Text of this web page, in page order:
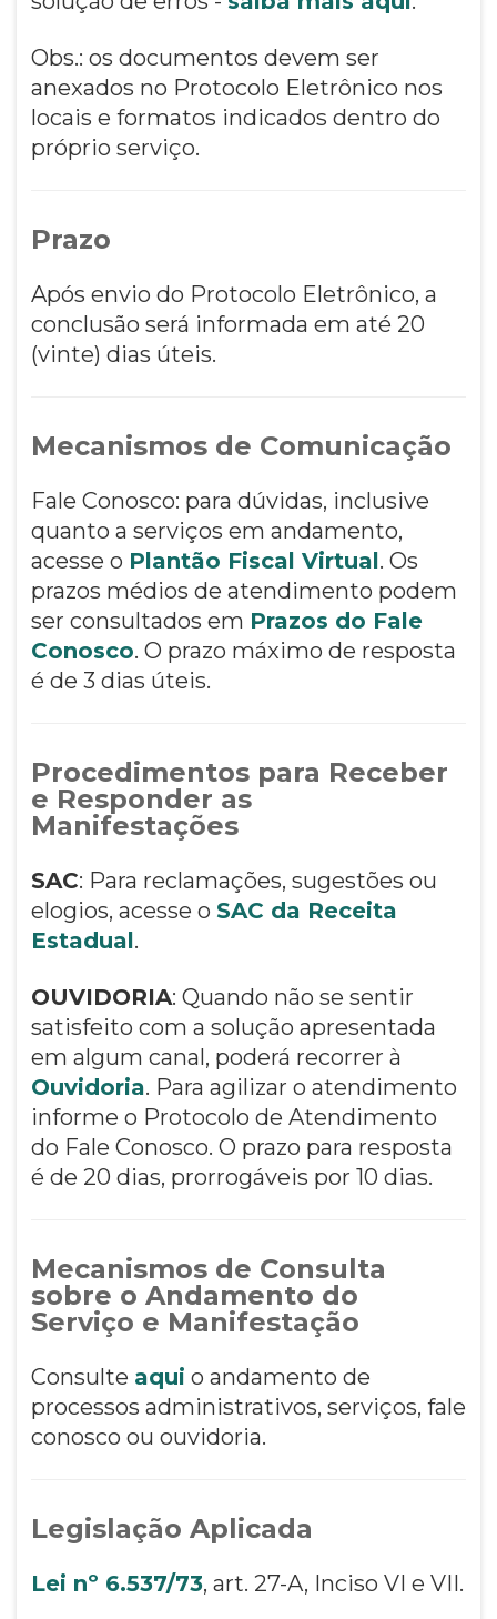
Obs.: os documentos devem ser
anexados no Protocolo Eletrônico nos
locais e formatos indicados dentro do
próprio serviço.
Prazo
Após envio do Protocolo Eletrônico, a
conclusão será informada em até 20
(vinte) dias úteis.
Mecanismos de Comunicação
Fale Conosco: para dúvidas, inclusive
quanto a serviços em andamento,
acesse o Plantão Fiscal Virtual. Os
prazos médios de atendimento podem
ser consultados em Prazos do Fale
Conosco. O prazo máximo de resposta
é de 3 dias úteis.
Procedimentos para Receber
e Responder as
Manifestações
SAC: Para reclamações, sugestões ou
elogios, acesse o SAC da Receita
Estadual.
OUVIDORIA: Quando não se sentir
satisfeito com a solução apresentada
em algum canal, poderá recorrer à
Ouvidoria. Para agilizar o atendimento
informe o Protocolo de Atendimento
do Fale Conosco. O prazo para resposta
é de 20 dias, prorrogáveis por 10 dias.
Mecanismos de Consulta
sobre o Andamento do
Serviço e Manifestação
Consulte aqui o andamento de
processos administrativos, serviços, fale
conosco ou ouvidoria.
Legislação Aplicada
Lei nº 6.537/73, art. 27-A, Inciso VI e VII.